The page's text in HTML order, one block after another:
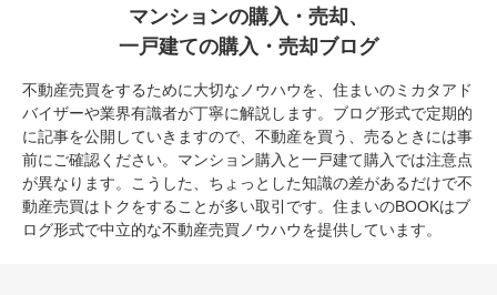
マンションの購入・売却、
一戸建ての購入・売却ブログ
不動産売買をするために大切なノウハウを、住まいのミカタアド
バイザーや業界有識者が丁寧に解説します。ブログ形式で定期的
に記事を公開していきますので、不動産を買う、売るときには事
前にご確認ください。マンション購入と一戸建て購入では注意点
が異なります。こうした、ちょっとした知識の差があるだけで不
動産売買はトクをすることが多い取引です。住まいのBOOKはブ
ログ形式で中立的な不動産売買ノウハウを提供しています。